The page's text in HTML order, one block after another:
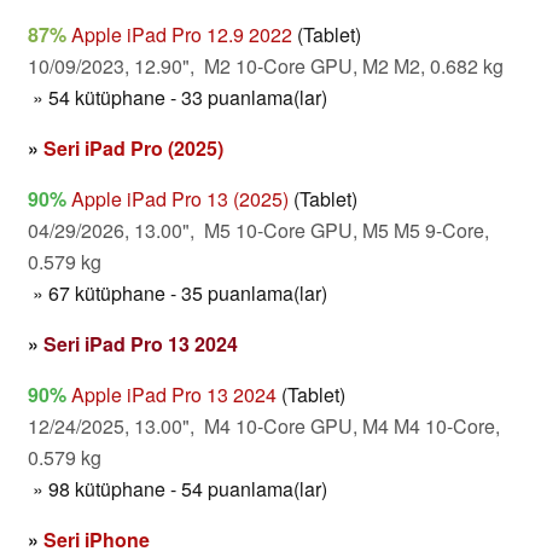
87%Apple iPad Pro 12.9 2022 (Tablet)
10/09/2023, 12.90", M2 10-Core GPU, M2 M2, 0.682 kg
» 54 kütüphane - 33 puanlama(lar)
» Seri iPad Pro (2025)
90%Apple iPad Pro 13 (2025) (Tablet)
04/29/2026, 13.00", M5 10-Core GPU, M5 M5 9-Core,
0.579 kg
» 67 kütüphane - 35 puanlama(lar)
» Seri iPad Pro 13 2024
90%Apple iPad Pro 13 2024 (Tablet)
12/24/2025, 13.00", M4 10-Core GPU, M4 M4 10-Core,
0.579 kg
» 98 kütüphane - 54 puanlama(lar)
» Seri iPhone